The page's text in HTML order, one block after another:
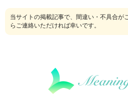
当サイトの掲載記事で、間違い・不具合が
らご連絡いただければ幸いです。